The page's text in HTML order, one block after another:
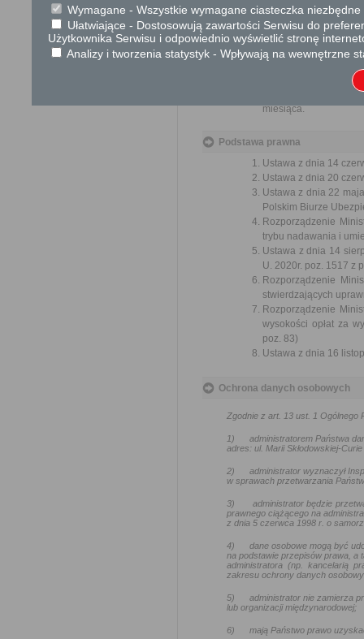
miesiąca.
Podstawa prawna
Ustawa z dnia 14
Ustawa z dnia 20
Ustawa z dnia 22
Polskim Biurze
Rozporządzenie
trybu nadawania i
Ustawa z dnia 14
U. 2020r. poz. 1517 z
Rozporządzenie
stwierdzających
Rozporządzenie
wysokości opłat za
poz. 83)
Ustawa z dnia 16
Ochrona danych osobowych
Zgodnie z art. 13 ust. 1 Ogólnego
1) administratorem Państwa
adres: ul. Marii Skłodowskiej-
2) administrator wyznaczył
w sprawach przetwarzania
3) administrator będzie
prawnego ciążącego na
z dnia 5 czerwca 1998 r. o
4) dane osobowe mogą być
na podstawie przepisów prawa, a
administratora (np. kancelarią
zakresu ochrony danych
5) administrator nie zamierza
lub organizacji międzynarodowej;
6) mają Państwo prawo
Wymagane - Wszystkie wymagane ciasteczka
Ułatwiające - Dostosowują zawartości Serwisu do
Użytkownika Serwisu i odpowiednio wyświetlić stronę
Analizy i tworzenia statystyk - Wpływają na wewnętrzne